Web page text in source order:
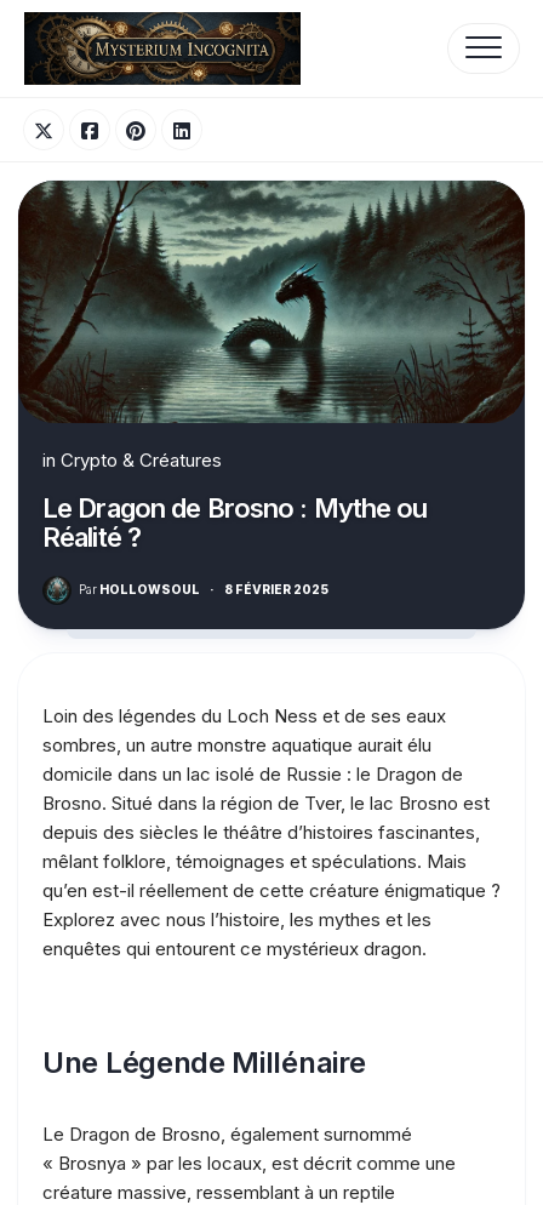
Skip
content
in Crypto & Créatures
Le Dragon de Brosno : Mythe ou
Réalité ?
Par HOLLOWSOUL · 8 FÉVRIER 2025
Loin des légendes du Loch Ness et de ses eaux
sombres, un autre monstre aquatique aurait élu
domicile dans un lac isolé de Russie : le Dragon de
Brosno. Situé dans la région de Tver, le lac Brosno est
depuis des siècles le théâtre d’histoires fascinantes,
mêlant folklore, témoignages et spéculations. Mais
qu’en est-il réellement de cette créature énigmatique ?
Explorez avec nous l’histoire, les mythes et les
enquêtes qui entourent ce mystérieux dragon.
Une Légende Millénaire
Le Dragon de Brosno, également surnommé
« Brosnya » par les locaux, est décrit comme une
créature massive, ressemblant à un reptile